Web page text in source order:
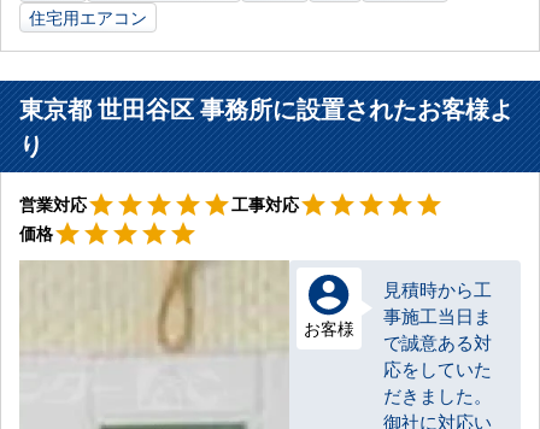
住宅用エアコン
東京都 世田谷区 事務所に設置されたお客様よ
り
営業対応 星5
starstarstarstarstar工事対応 星5
starstarstarstarstar
価格 星5
starstarstarstarstar
お客様
見積時から工
事施工当日ま
で誠意ある対
応をしていた
だきました。
御社に対応い